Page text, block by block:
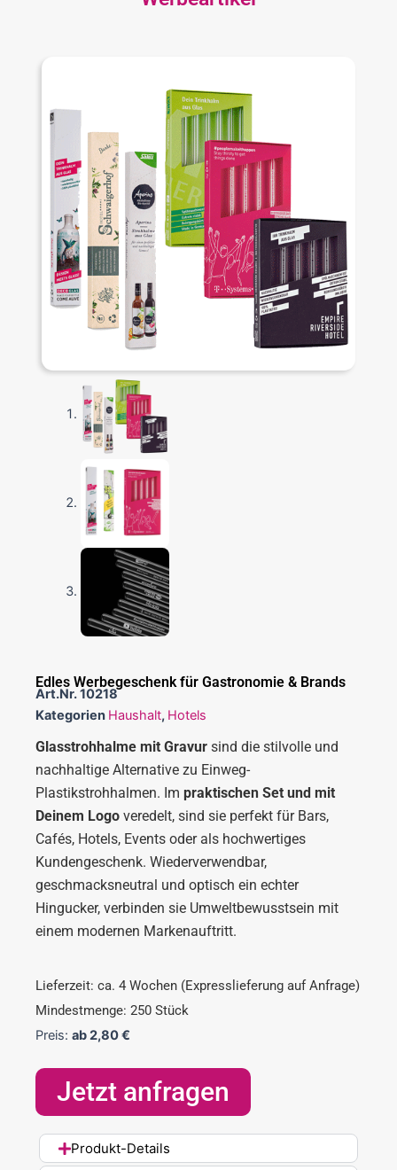
Edles Werbegeschenk für Gastronomie & Brands
Art.Nr.10218
Kategorien Haushalt, Hotels
Glasstrohhalme mit Gravur sind die stilvolle und
nachhaltige Alternative zu Einweg-
Plastikstrohhalmen. Im praktischen Set und mit
Deinem Logo veredelt, sind sie perfekt für Bars,
Cafés, Hotels, Events oder als hochwertiges
Kundengeschenk. Wiederverwendbar,
geschmacksneutral und optisch ein echter
Hingucker, verbinden sie Umweltbewusstsein mit
einem modernen Markenauftritt.
Lieferzeit: ca. 4 Wochen (Expresslieferung auf Anfrage)
Mindestmenge: 250 Stück
Preis: ab2,80€
Jetzt anfragen
Produkt-Details